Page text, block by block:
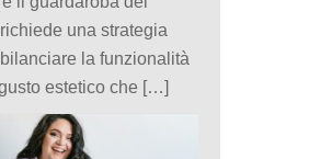
una strategia
la funzionalità
estetico che […]